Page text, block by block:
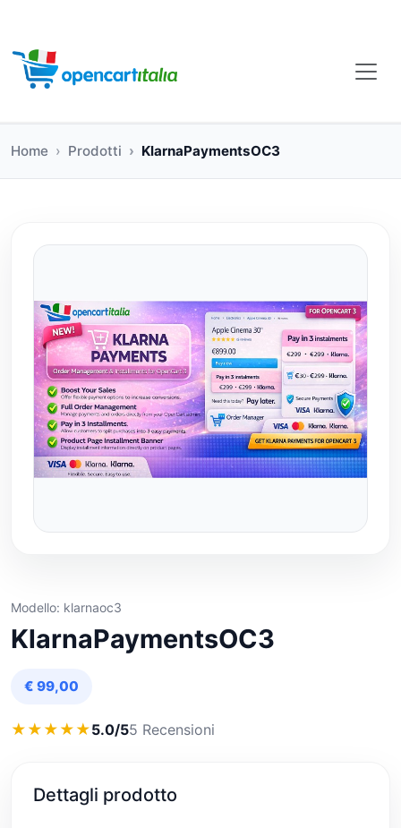
Home Prodotti KlarnaPaymentsOC3
Modello: klarnaoc3
KlarnaPaymentsOC3
€ 99,00
★ ★ ★ ★ ★5.0/55 Recensioni
Dettagli prodotto